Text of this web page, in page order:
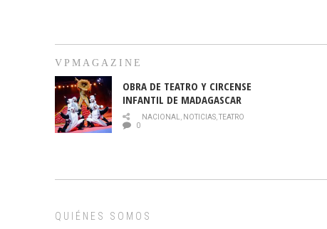
VPMAGAZINE
OBRA DE TEATRO Y CIRCENSE
INFANTIL DE MADAGASCAR
EN EL PARQUE HURATDO
NACIONAL, NOTICIAS,TEATRO
0
QUIÉNES SOMOS